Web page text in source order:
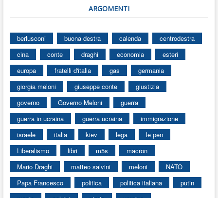
ARGOMENTI
berlusconi buona destra calenda
centrodestra
cina
conte draghi economia
esteri
europa
fratelli d'italia gas
germania
giorgia meloni
giuseppe conte
giustizia
governo
Governo Meloni
guerra
guerra in ucraina
guerra ucraina
immigrazione
israele
italia kiev lega
le pen
Liberalismo
libri m5s
macron
Mario Draghi
matteo salvini meloni
NATO
Papa Francesco
politica politica italiana
putin